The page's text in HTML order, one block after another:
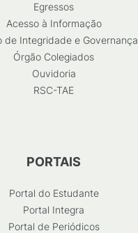
Egressos
Acesso à Informação
de Integridade e Governança
Órgão Colegiados
Ouvidoria
RSC-TAE
PORTAIS
Portal do Estudante
Portal Integra
Portal de Periódicos